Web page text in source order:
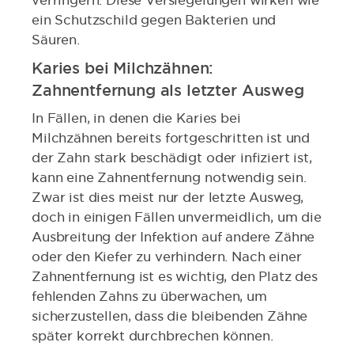
ein Schutzschild gegen Bakterien und
Säuren.
Karies bei Milchzähnen:
Zahnentfernung als letzter Ausweg
In Fällen, in denen die Karies bei
Milchzähnen bereits fortgeschritten ist und
der Zahn stark beschädigt oder infiziert ist,
kann eine Zahnentfernung notwendig sein.
Zwar ist dies meist nur der letzte Ausweg,
doch in einigen Fällen unvermeidlich, um die
Ausbreitung der Infektion auf andere Zähne
oder den Kiefer zu verhindern. Nach einer
Zahnentfernung ist es wichtig, den Platz des
fehlenden Zahns zu überwachen, um
sicherzustellen, dass die bleibenden Zähne
später korrekt durchbrechen können.